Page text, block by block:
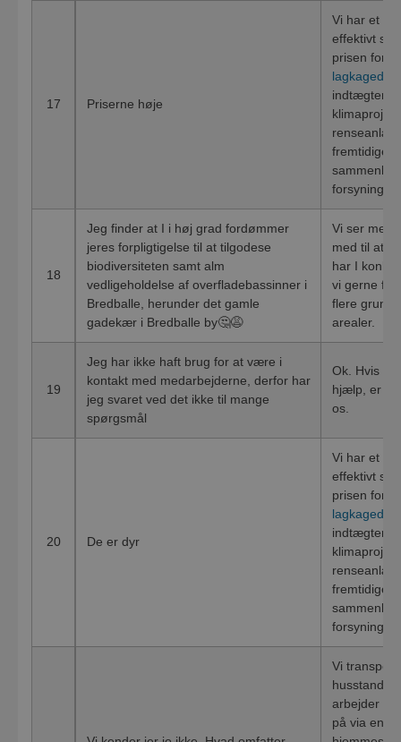
17 Priserne høje
Vi har et
effektivt
prisen for
indtægter
renseanlæg
fremtidige
18
Jeg finder at I i høj grad fordømmer
jeres forpligtigelse til at tilgodese
biodiversiteten samt alm
vedligeholdelse af overfladebassinner i
Bredballe, herunder det gamle
gadekær i Bredballe by🤔😩
Vi ser
med til at
har I
vi gerne fra
flere
arealer.
19
Jeg har ikke haft brug for at være i
kontakt med medarbejderne, derfor har
jeg svaret ved det ikke til mange
spørgsmål
Ok. Hvis
hjælp, er du
os.
20 De er dyr
Vi har et
effektivt
prisen for
indtægter
renseanlæg
fremtidige
Vi
husstande
arbejder
på via en